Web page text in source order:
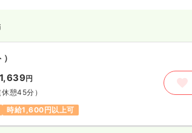
円
休憩45分）
時給1,600円以上可